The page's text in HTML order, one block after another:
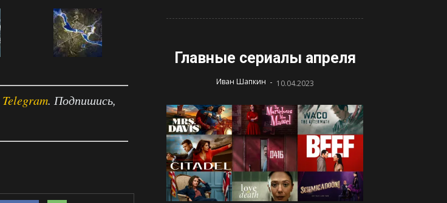
Telegram. Подпишись,
Главные сериалы апреля
Иван Шапкин - 10.04.2023